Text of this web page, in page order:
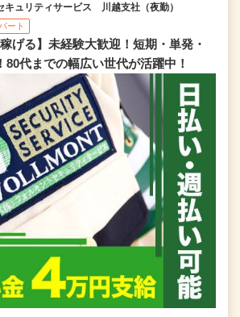
キュリティサービス 川越支社（夜勤）
パート
げる】未経験大歓迎！短期・単発・
80代までの幅広い世代が活躍中！